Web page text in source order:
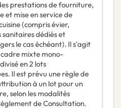
prestations de fourniture,
et mise en service de
(compris évier,
dédiés et
le cas échéant). Il s'agit
mixte mono-
en 2 lots
Il est prévu une règle de
à un lot pour un
selon les modalités
de Consultation.